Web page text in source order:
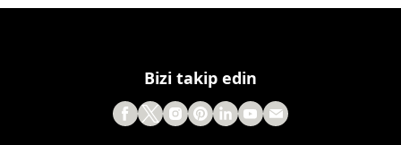
Bizi takip edin